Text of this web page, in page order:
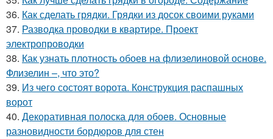
36. Как сделать грядки. Грядки из досок своими руками
37. Разводка проводки в квартире. Проект
электропроводки
38. Как узнать плотность обоев на флизелиновой основе.
Флизелин –, что это?
39. Из чего состоят ворота. Конструкция распашных
ворот
40. Декоративная полоска для обоев. Основные
разновидности бордюров для стен